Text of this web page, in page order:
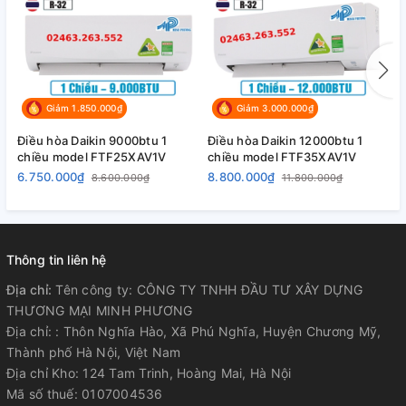
Dàn nóng và dàn lạnh được tách rời với độ ồn cực nhỏ
5. Cánh tản nhiệt dàn nóng được xử lý chống ăn mòn
Giảm 1.850.000₫
Điều hòa Daikin 9000btu 1
chiều model FTF25XAV1V
6.750.000₫ 8.600.000₫
Giảm 3.000.000₫
Điều hòa Daikin 12000btu 1
chiều model FTF35XAV1V
8.800.000₫ 11.800.000₫
Thông tin liên hệ
Địa chỉ:Tên công ty: CÔNG TY TNHH ĐẦU TƯ XÂY DỰNG
THƯƠNG MẠI MINH PHƯƠNG
Địa chỉ: : Thôn Nghĩa Hào, Xã Phú Nghĩa, Huyện Chương Mỹ,
Thành phố Hà Nội, Việt Nam
Địa chỉ Kho: 124 Tam Trinh, Hoàng Mai, Hà Nội
Mã số thuế: 0107004536